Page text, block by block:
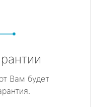
Вам будет